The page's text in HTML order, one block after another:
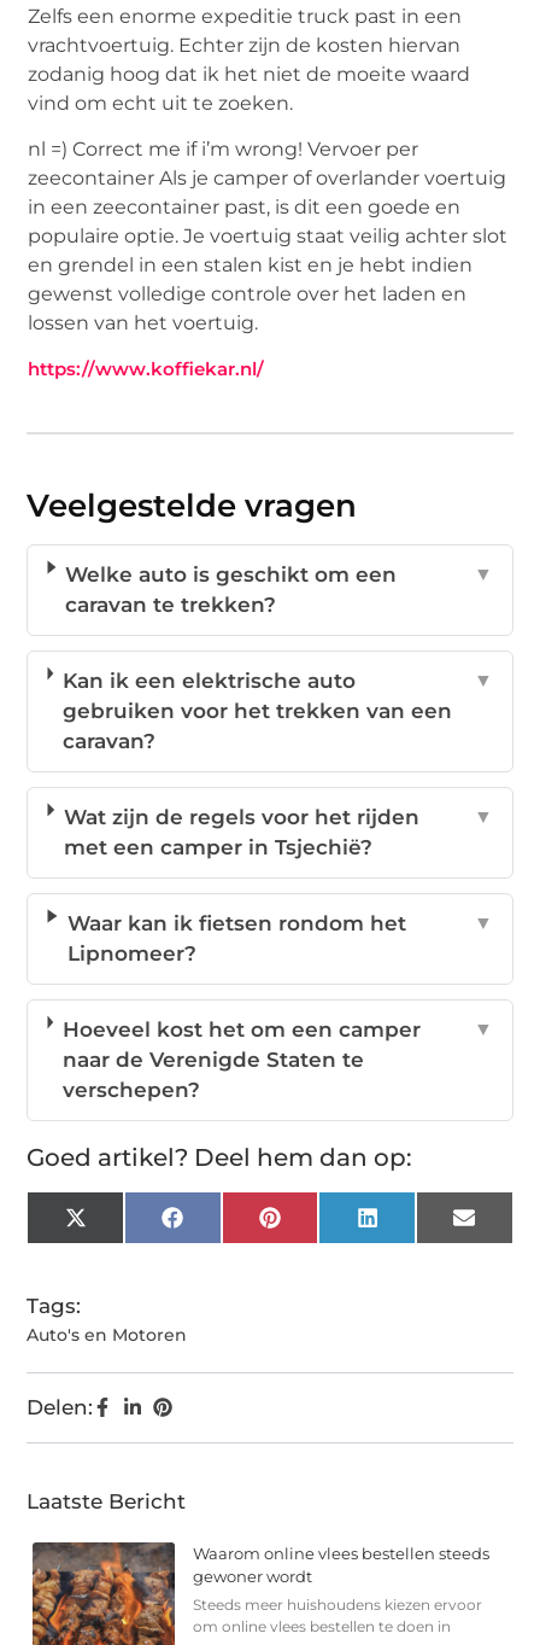
Zelfs een enorme expeditie truck past in een
vrachtvoertuig. Echter zijn de kosten hiervan
zodanig hoog dat ik het niet de moeite waard
vind om echt uit te zoeken.
nl =) Correct me if i’m wrong! Vervoer per
zeecontainer Als je camper of overlander voertuig
in een zeecontainer past, is dit een goede en
populaire optie. Je voertuig staat veilig achter slot
en grendel in een stalen kist en je hebt indien
gewenst volledige controle over het laden en
lossen van het voertuig.
https://www.koffiekar.nl/
Veelgestelde vragen
Welke auto is geschikt om een
caravan te trekken?
▼
Kan ik een elektrische auto
gebruiken voor het trekken van een
caravan?
▼
Wat zijn de regels voor het rijden
met een camper in Tsjechië?
▼
Waar kan ik fietsen rondom het
Lipnomeer?
▼
Hoeveel kost het om een camper
naar de Verenigde Staten te
verschepen?
▼
Goed artikel? Deel hem dan op:
X
(Twitter)
FacebookPinterest LinkedIn Email
Tags:
Auto's en Motoren
Delen:
Laatste Bericht
Waarom online vlees bestellen steeds
gewoner wordt
Steeds meer huishoudens kiezen ervoor
om online vlees bestellen te doen in